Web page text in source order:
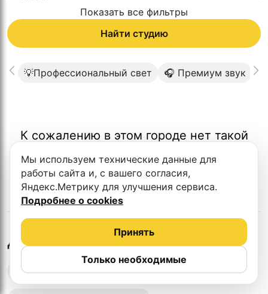
Показать все фильтры
Найти студию
💡Профессиональный свет 🎧 Премиум звук
К сожалению в этом городе нет такой
Другие студии в Кемерово
Выездная запись подкастов
Мы используем технические данные для
работы сайта и, с вашего согласия,
Яндекс.Метрику для улучшения сервиса.
Подробнее о cookies
Только необходимые
Принять